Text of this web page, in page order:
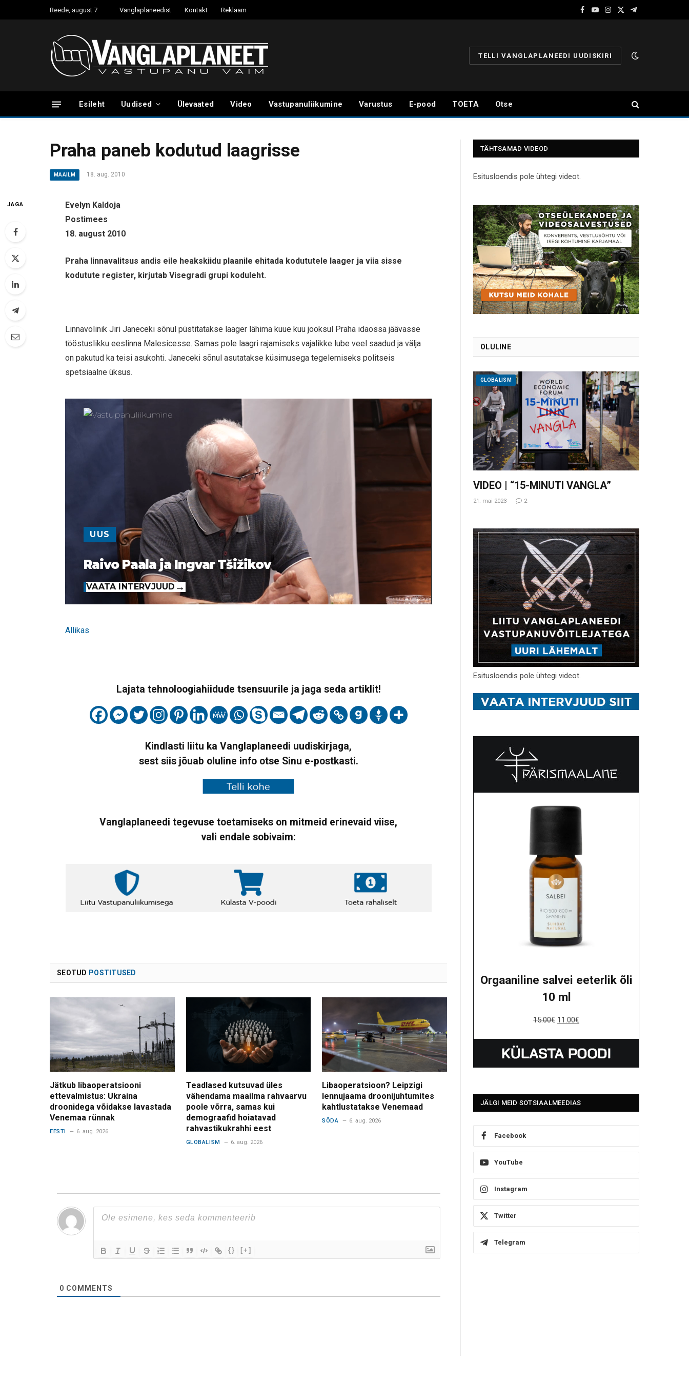
Reede, august 7 Vanglaplaneedist Kontakt Reklaam
Facebook
YouTube
Instagram
X
Telegram
TELLI VANGLAPLANEEDI UUDISKIRI
Esileht Uudised Ülevaated Video Vastupanuliikumine Varustus E-pood TOETA Otse
Praha paneb kodutud laagrisse
MAAILM 18. aug. 2010
JAGA
Evelyn Kaldoja
Postimees
18. august 2010
Praha linnavalitsus andis eile heakskiidu plaanile ehitada kodututele laager ja viia sisse
kodutute register, kirjutab Visegradi grupi koduleht.
Linnavolinik Jiri Janeceki sõnul püstitatakse laager lähima kuue kuu jooksul Praha idaossa jäävasse
tööstuslikku eeslinna Malesicesse. Samas pole laagri rajamiseks vajalikke lube veel saadud ja välja
on pakutud ka teisi asukohti. Janeceki sõnul asutatakse küsimusega tegelemiseks politseis
spetsiaalne üksus.
UUS
Raivo Paala ja Ingvar Tšižikov
VAATA INTERVJUUD
Allikas
Lajata tehnoloogiahiidude tsensuurile ja jaga seda artiklit!
Kindlasti liitu ka Vanglaplaneedi uudiskirjaga,
sest siis jõuab oluline info otse Sinu e-postkasti.
Vanglaplaneedi tegevuse toetamiseks on mitmeid erinevaid viise,
vali endale sobivaim:
SEOTUD POSTITUSED
Jätkub libaoperatsiooni
ettevalmistus: Ukraina
droonidega võidakse lavastada
Venemaa rünnak
EESTI 6. aug. 2026
Teadlased kutsuvad üles
vähendama maailma rahvaarvu
poole võrra, samas kui
demograafid hoiatavad
rahvastikukrahhi eest
GLOBALISM 6. aug. 2026
Libaoperatsioon? Leipzigi
lennujaama droonijuhtumites
kahtlustatakse Venemaad
SÕDA 6. aug. 2026
{} [+]
0 COMMENTS
TÄHTSAMAD VIDEOD
Esitusloendis pole ühtegi videot.
OLULINE
GLOBALISM
VIDEO | “15-MINUTI VANGLA”
21. mai 2023 2
Esitusloendis pole ühtegi videot.
Orgaaniline salvei eeterlik õli
10 ml
15.00€ 11.00€
JÄLGI MEID SOTSIAALMEEDIAS
Facebook
YouTube
Instagram
Twitter
Telegram